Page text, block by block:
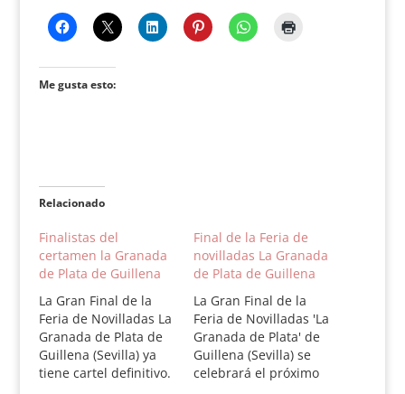
Me gusta esto:
Relacionado
Finalistas del
certamen la Granada
de Plata de Guillena
La Gran Final de la
Feria de Novilladas La
Granada de Plata de
Guillena (Sevilla) ya
tiene cartel definitivo.
Final de la Feria de
novilladas La Granada
de Plata de Guillena
La Gran Final de la
Feria de Novilladas 'La
Granada de Plata' de
Guillena (Sevilla) se
celebrará el próximo